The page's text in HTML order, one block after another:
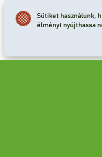
Tesztelés és
Sütiket használunk,
élményt nyújthassa